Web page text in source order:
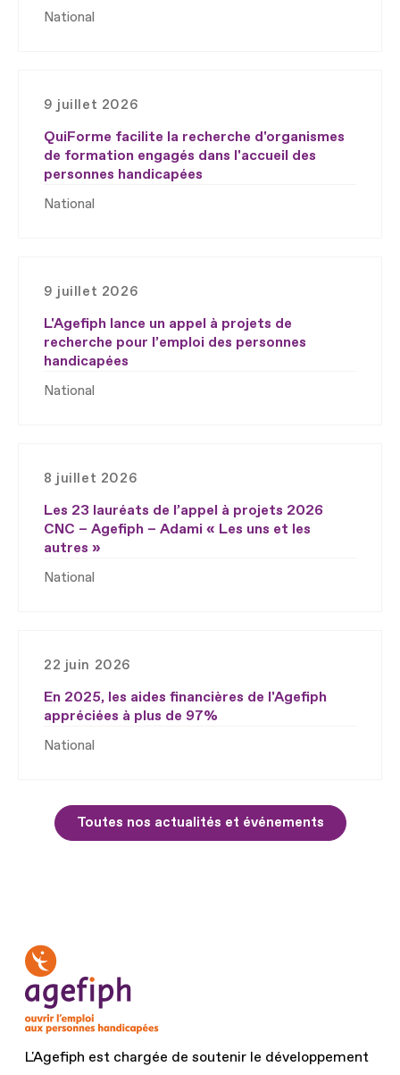
National
9 juillet 2026
QuiForme facilite la recherche d'organismes
de formation engagés dans l'accueil des
personnes handicapées
National
9 juillet 2026
L'Agefiph lance un appel à projets de
recherche pour l’emploi des personnes
handicapées
National
8 juillet 2026
Les 23 lauréats de l’appel à projets 2026
CNC – Agefiph – Adami « Les uns et les
autres »
National
22 juin 2026
En 2025, les aides financières de l'Agefiph
appréciées à plus de 97%
National
Toutes nos actualités et événements
L'Agefiph est chargée de soutenir le développement